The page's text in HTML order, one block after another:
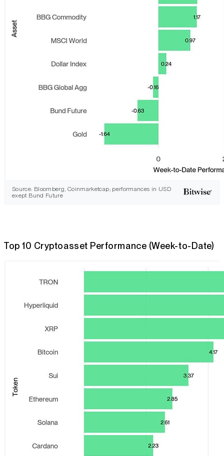
Source: Bloomberg, Coinmarketcap; performances in USD
exept Bund Future
Top 10 Cryptoasset Performance (Week-to-Date)